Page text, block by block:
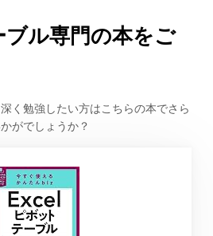
ブル専門の本をご
く勉強したい方はこちらの本でさら
がでしょうか？